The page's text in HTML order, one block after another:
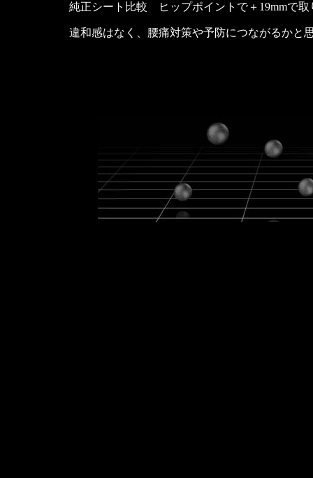
純正シート比較 ヒップポイントで＋19mmで取
違和感はなく、腰痛対策や予防につながるかと